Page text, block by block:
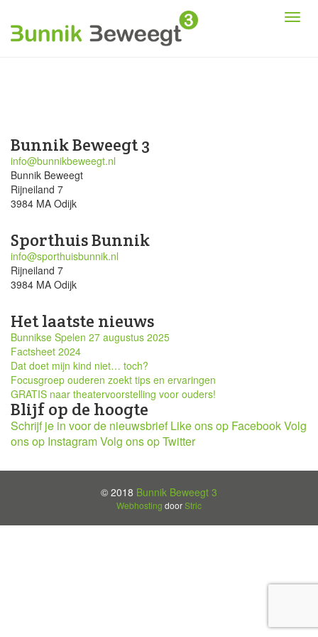
Bunnik Beweegt 3
info@bunnikbeweegt.nl
Bunnik Beweegt
Rijneiland 7
3984 MA Odijk
Sporthuis Bunnik
info@sporthuisbunnik.nl
Rijneiland 7
3984 MA Odijk
Het laatste nieuws
Bunnikse Spelen 27 augustus 2025
Factsheet 2024
Dat doet mijn kind niet… toch?
Focusgroep ouderen zoekt tips en ervaringen
GRATIS naar theatervoorstelling voor ouders!
Blijf op de hoogte
Schrijf je in voor de nieuwsbrief Like ons op FacebookVolg
ons op InstagramVolg ons op Twitter
© 2018 Bunnik Beweegt 3
Webhosting doorStric